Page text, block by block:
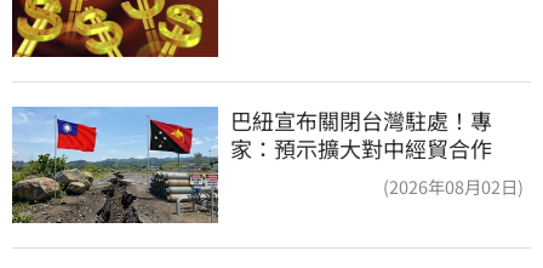
巴紐宣布關閉台灣駐處！專
家：預示擴大對中經貿合作
(2026年08月02日)